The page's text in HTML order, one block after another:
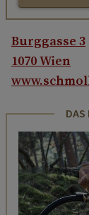
Burggasse 3
1070 Wien
DAS